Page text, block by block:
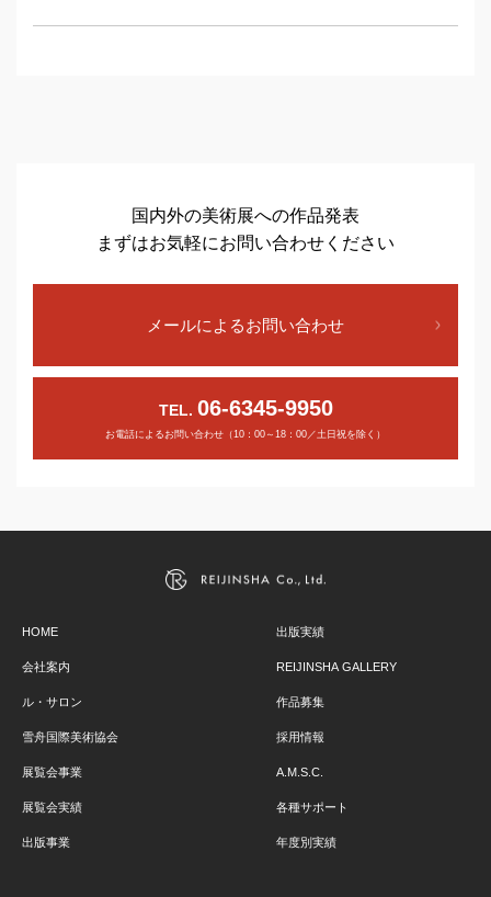
国内外の美術展への作品発表
まずはお気軽にお問い合わせください
メールによるお問い合わせ
TEL. 06-6345-9950
お電話によるお問い合わせ（10：00～18：00／土日祝を除く）
HOME
会社案内
ル・サロン
雪舟国際美術協会
展覧会事業
展覧会実績
出版事業
出版実績
REIJINSHA GALLERY
作品募集
採用情報
A.M.S.C.
各種サポート
年度別実績